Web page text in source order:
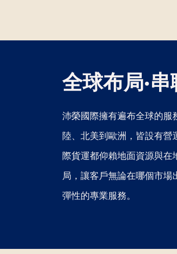
全球布局·
沛榮國際擁有遍布全球的服
陸、北美到歐洲，皆設有營
際貨運都仰賴地面資源與
局，讓客戶無論在哪個市
彈性的專業服務。